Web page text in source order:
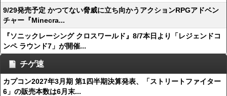
9/29発売予定 かつてない脅威に立ち向かうアクションRPGアドベン
チャー『Minecra...
『ソニックレーシング クロスワールド』8/7本日より「レジェンドコ
ンペ ラウンド7」が開催...
チゲ速
カプコン2027年3月期 第1四半期決算発表、「ストリートファイター
6」の販売本数は6月末...